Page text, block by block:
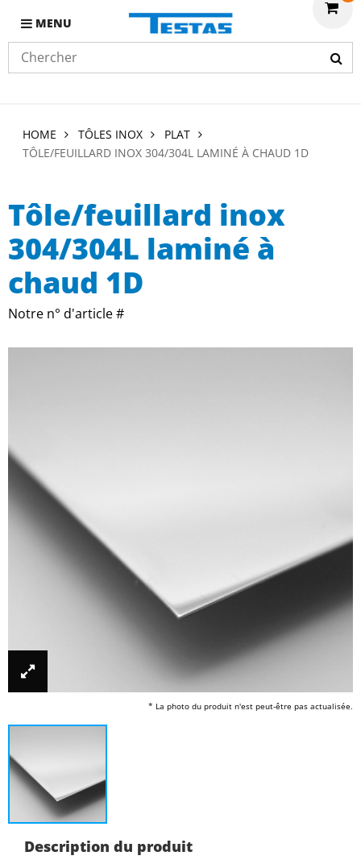
MENU
HOME TÔLES INOX
PLAT
TÔLE/FEUILLARD INOX 304/304L LAMINÉ À CHAUD 1D
Tôle/feuillard inox
304/304L laminé à
chaud 1D
Notre n° d'article #
* La photo du produit n'est peut-être pas actualisée.
Description du produit